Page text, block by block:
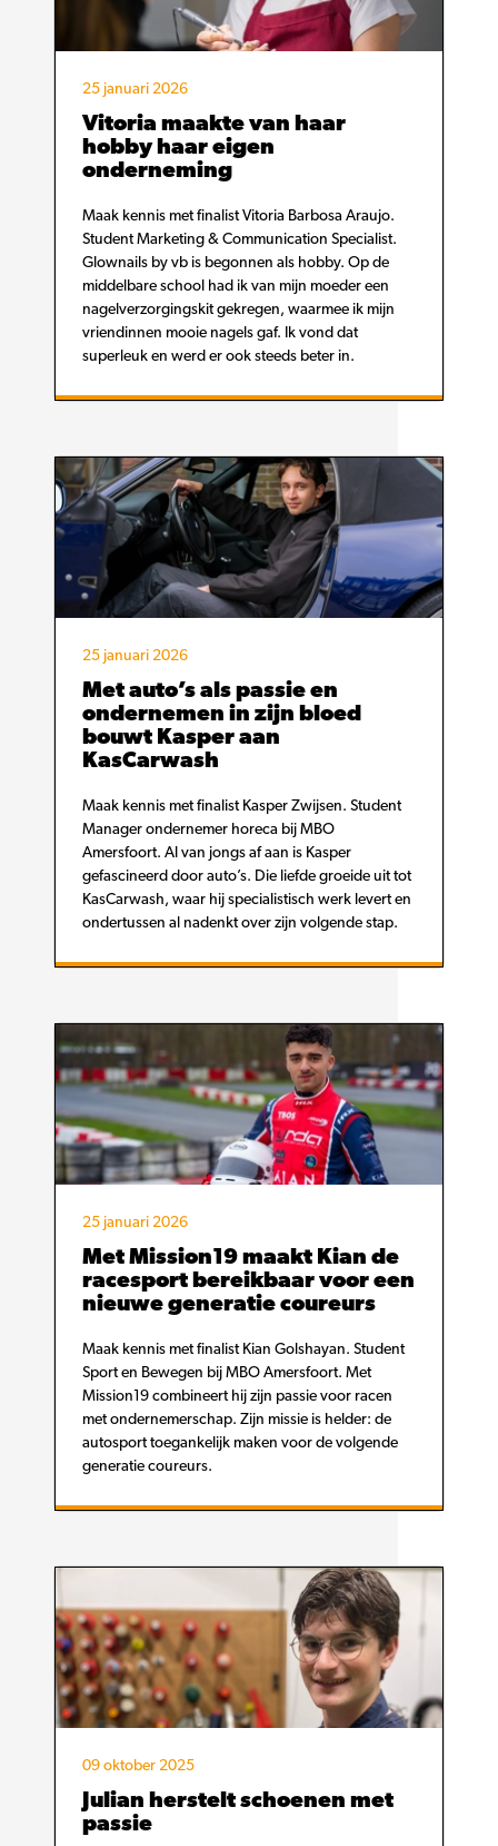
25 januari 2026
Vitoria maakte van haar
hobby haar eigen
onderneming
Maak kennis met finalist Vitoria Barbosa Araujo.
Student Marketing & Communication Specialist.
Glownails by vb is begonnen als hobby. Op de
middelbare school had ik van mijn moeder een
nagelverzorgingskit gekregen, waarmee ik mijn
vriendinnen mooie nagels gaf. Ik vond dat
superleuk en werd er ook steeds beter in.
25 januari 2026
Met auto’s als passie en
ondernemen in zijn bloed
bouwt Kasper aan
KasCarwash
Maak kennis met finalist Kasper Zwijsen. Student
Manager ondernemer horeca bij MBO
Amersfoort. Al van jongs af aan is Kasper
gefascineerd door auto’s. Die liefde groeide uit tot
KasCarwash, waar hij specialistisch werk levert en
ondertussen al nadenkt over zijn volgende stap.
25 januari 2026
Met Mission19 maakt Kian de
racesport bereikbaar voor een
nieuwe generatie coureurs
Maak kennis met finalist Kian Golshayan. Student
Sport en Bewegen bij MBO Amersfoort. Met
Mission19 combineert hij zijn passie voor racen
met ondernemerschap. Zijn missie is helder: de
autosport toegankelijk maken voor de volgende
generatie coureurs.
09 oktober 2025
Julian herstelt schoenen met
passie